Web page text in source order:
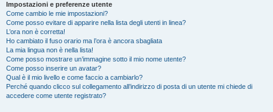
Impostazioni e preferenze utente
Come cambio le mie impostazioni?
Come posso evitare di apparire nella lista degli utenti in linea?
L’ora non è corretta!
Ho cambiato il fuso orario ma l’ora è ancora sbagliata
La mia lingua non è nella lista!
Come posso mostrare un’immagine sotto il mio nome utente?
Come posso inserire un avatar?
Qual è il mio livello e come faccio a cambiarlo?
Perché quando clicco sul collegamento all’indirizzo di posta di un utente mi chiede di
accedere come utente registrato?